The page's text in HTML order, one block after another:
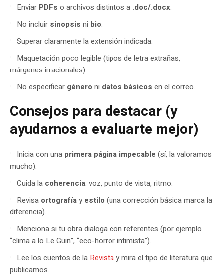
Enviar PDFs o archivos distintos a .doc/.docx.
No incluir sinopsis ni bio.
Superar claramente la extensión indicada.
Maquetación poco legible (tipos de letra extrañas,
márgenes irracionales).
No especificar género ni datos básicos en el correo.
Consejos para destacar (y
ayudarnos a evaluarte mejor)
Inicia con una primera página impecable (sí, la valoramos
mucho).
Cuida la coherencia: voz, punto de vista, ritmo.
Revisa ortografíay estilo (una corrección básica marca la
diferencia).
Menciona si tu obra dialoga con referentes (por ejemplo
“clima a lo Le Guin”, “eco-horror intimista”).
Lee los cuentos de la Revistay mira el tipo de literatura que
publicamos.